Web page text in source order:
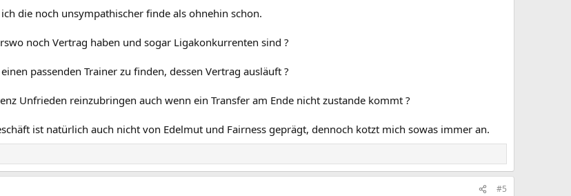
die noch unsympathischer finde als ohnehin schon.
noch Vertrag haben und sogar Ligakonkurrenten sind ?
passenden Trainer zu finden, dessen Vertrag ausläuft ?
Unfrieden reinzubringen auch wenn ein Transfer am Ende nicht zustande kommt ?
ist natürlich auch nicht von Edelmut und Fairness geprägt, dennoch kotzt mich sowas immer an.
#5